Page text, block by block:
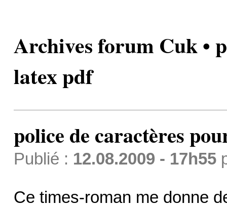
Archives forum Cuk •
latex pdf
police de caractères
Publié : 12.08.2009 - 17h55
Ce times-roman me donne